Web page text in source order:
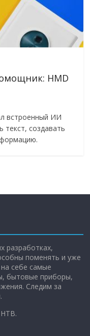
HMD
встроенный ИИ
текст, создавать
разработках,
поменять и уже
себе самые
бытовые приборы,
Следим за